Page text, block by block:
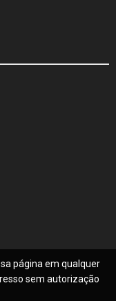
página em qualquer
sem autorização